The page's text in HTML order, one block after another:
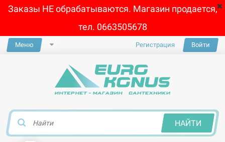
Заказы НЕ обрабатываются. Магазин продается,
тел. 0663505678
Меню Регистрация Войти
НАЙТИ